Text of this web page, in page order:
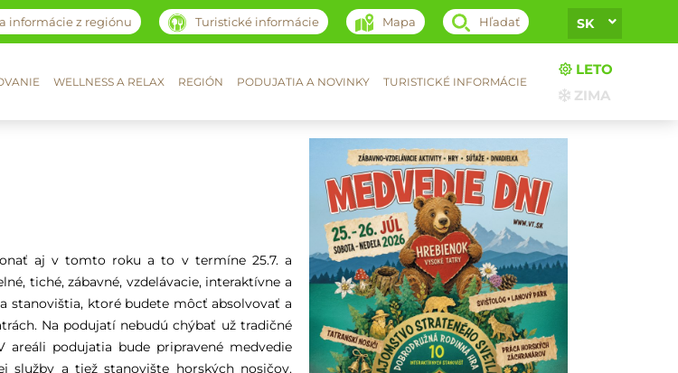
informácie z regiónu Turistické informácie Mapa Hľadať SK
WELLNESS A RELAX REGIÓN PODUJATIA A NOVINKY TURISTICKÉ INFORMÁCIE
LETO
ZIMA
aj v tomto roku a to v termíne 25.7. a
tiché, zábavné, vzdelávacie, interaktívne a
stanovištia, ktoré budete môcť absolvovať a
Na podujatí nebudú chýbať už tradičné
areáli podujatia bude pripravené medvedie
služby a tiež stanovište horských nosičov.